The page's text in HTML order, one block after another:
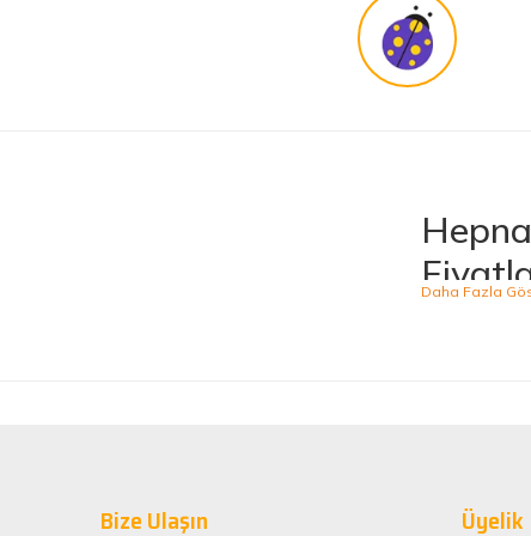
alışveriş
Bize Ulaşın Üyelik